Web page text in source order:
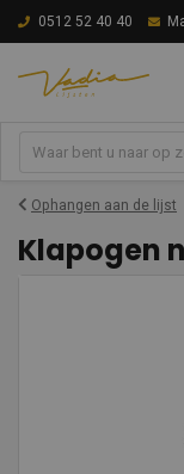
0512 52 40 40
Ophangen aan de lijst
Klapogen